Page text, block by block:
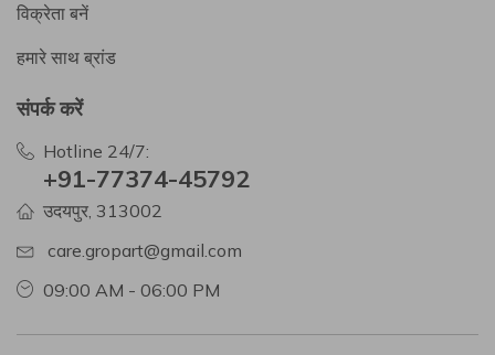
विक्रेता बनें
हमारे साथ ब्रांड
संपर्क करें
Hotline 24/7:
+91-77374-45792
उदयपुर, 313002
care.gropart@gmail.com
09:00 AM - 06:00 PM